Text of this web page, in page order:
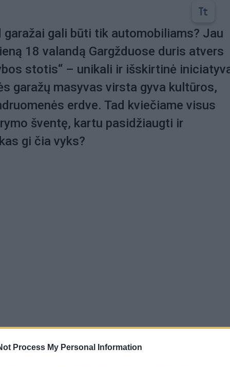
Process My Personal Information
garažai gali būti tik automobiliams? Jau
18 valandą Gargžduose duris atvers
stotis“ – unikali ir išskirtinė
garažų masyvas virsta gyva kultūros,
erdve. Tad kviečiame visus
šventę, kartu pasidžiaugti ir
gi čia vyks?
buvo tik eilės garažų, skambės muzika, vyks